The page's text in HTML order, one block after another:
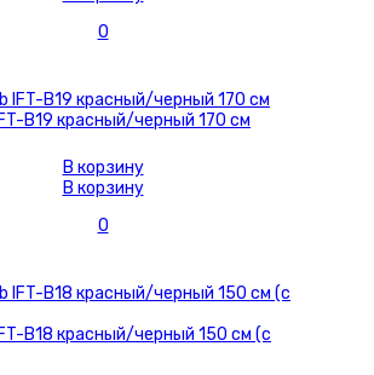
0
B19 красный/черный 170 см
В корзину
В корзину
0
B18 красный/черный 150 см (с